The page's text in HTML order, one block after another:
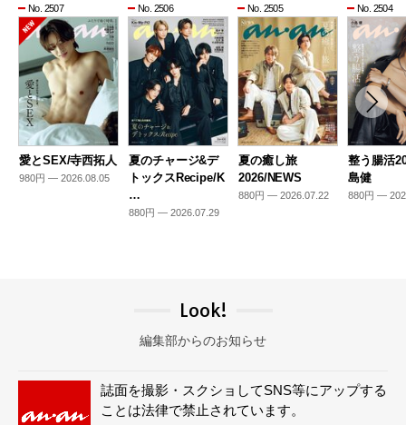
No. 2507
愛とSEX/寺西拓人
980円 — 2026.08.05
No. 2506
夏のチャージ&デ
トックスRecipe/K
…
880円 — 2026.07.29
No. 2505
夏の癒し旅
2026/NEWS
880円 — 2026.07.22
No. 2504
整う腸活
島健
880円 —
Look!
編集部からのお知らせ
誌面を撮影・スクショしてSNS等にアップする
ことは法律で禁止されています。